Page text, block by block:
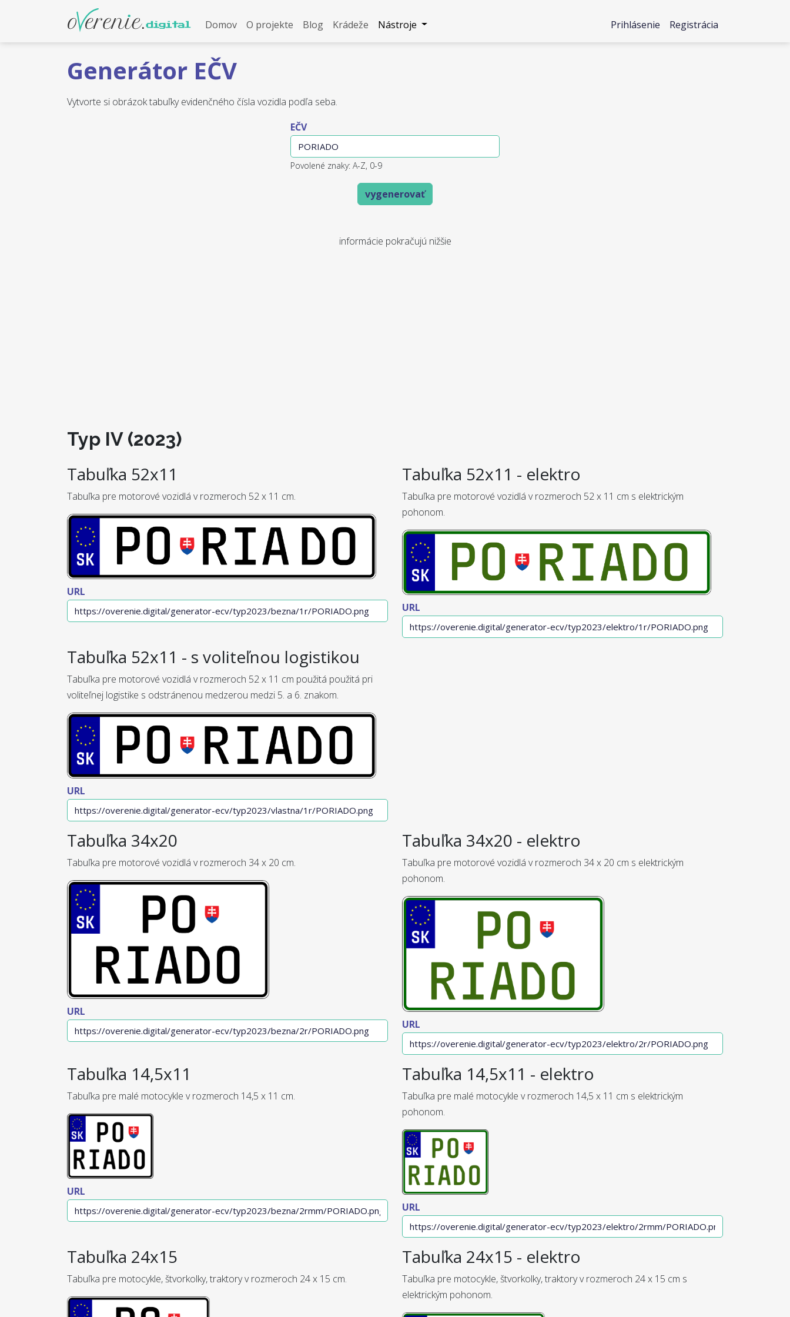
Domov O projekte Blog Krádeže Nástroje Prihlásenie Registrácia
Generátor EČV
Vytvorte si obrázok tabuľky evidenčného čísla vozidla podľa seba.
EČV
Povolené znaky: A-Z, 0-9
vygenerovať
informácie pokračujú nižšie
Typ IV (2023)
Tabuľka 52x11
Tabuľka pre motorové vozidlá v rozmeroch 52 x 11 cm.
URL
Tabuľka 52x11 - elektro
Tabuľka pre motorové vozidlá v rozmeroch 52 x 11 cm s elektrickým
pohonom.
URL
Tabuľka 52x11 - s voliteľnou logistikou
Tabuľka pre motorové vozidlá v rozmeroch 52 x 11 cm použitá použitá pri
voliteľnej logistike s odstránenou medzerou medzi 5. a 6. znakom.
URL
Tabuľka 34x20
Tabuľka pre motorové vozidlá v rozmeroch 34 x 20 cm.
URL
Tabuľka 34x20 - elektro
Tabuľka pre motorové vozidlá v rozmeroch 34 x 20 cm s elektrickým
pohonom.
URL
Tabuľka 14,5x11
Tabuľka pre malé motocykle v rozmeroch 14,5 x 11 cm.
URL
Tabuľka 14,5x11 - elektro
Tabuľka pre malé motocykle v rozmeroch 14,5 x 11 cm s elektrickým
pohonom.
URL
Tabuľka 24x15
Tabuľka pre motocykle, štvorkolky, traktory v rozmeroch 24 x 15 cm.
Tabuľka 24x15 - elektro
Tabuľka pre motocykle, štvorkolky, traktory v rozmeroch 24 x 15 cm s
elektrickým pohonom.